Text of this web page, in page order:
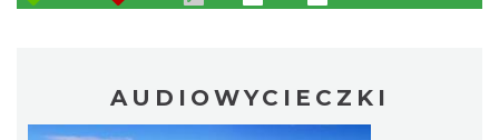
AUDIOWYCIECZKI